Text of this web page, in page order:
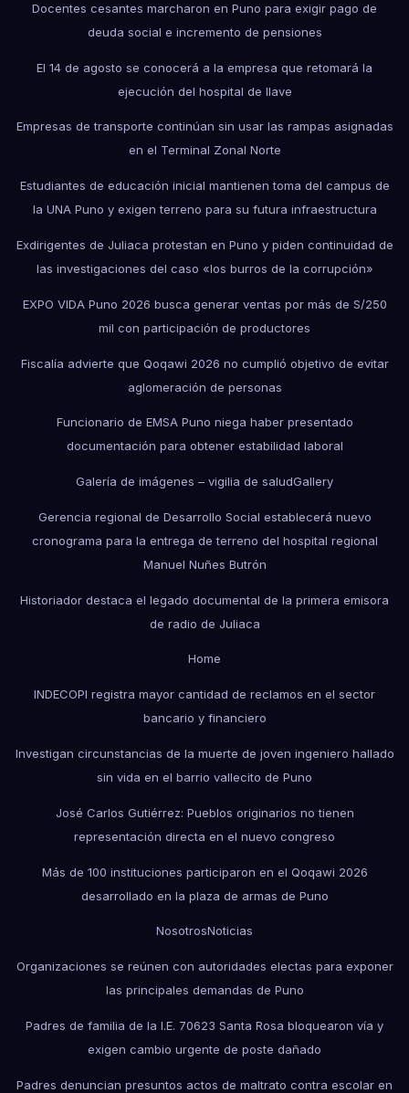
Docentes cesantes marcharon en Puno para exigir pago de
deuda social e incremento de pensiones
El 14 de agosto se conocerá a la empresa que retomará la
ejecución del hospital de Ilave
Empresas de transporte continúan sin usar las rampas asignadas
en el Terminal Zonal Norte
Estudiantes de educación inicial mantienen toma del campus de
la UNA Puno y exigen terreno para su futura infraestructura
Exdirigentes de Juliaca protestan en Puno y piden continuidad de
las investigaciones del caso «los burros de la corrupción»
EXPO VIDA Puno 2026 busca generar ventas por más de S/250
mil con participación de productores
Fiscalía advierte que Qoqawi 2026 no cumplió objetivo de evitar
aglomeración de personas
Funcionario de EMSA Puno niega haber presentado
documentación para obtener estabilidad laboral
Galería de imágenes – vigilia de saludGallery
Gerencia regional de Desarrollo Social establecerá nuevo
cronograma para la entrega de terreno del hospital regional
Manuel Nuñes Butrón
Historiador destaca el legado documental de la primera emisora
de radio de Juliaca
Home
INDECOPI registra mayor cantidad de reclamos en el sector
bancario y financiero
Investigan circunstancias de la muerte de joven ingeniero hallado
sin vida en el barrio vallecito de Puno
José Carlos Gutiérrez: Pueblos originarios no tienen
representación directa en el nuevo congreso
Más de 100 instituciones participaron en el Qoqawi 2026
desarrollado en la plaza de armas de Puno
NosotrosNoticias
Organizaciones se reúnen con autoridades electas para exponer
las principales demandas de Puno
Padres de familia de la I.E. 70623 Santa Rosa bloquearon vía y
exigen cambio urgente de poste dañado
Padres denuncian presuntos actos de maltrato contra escolar en